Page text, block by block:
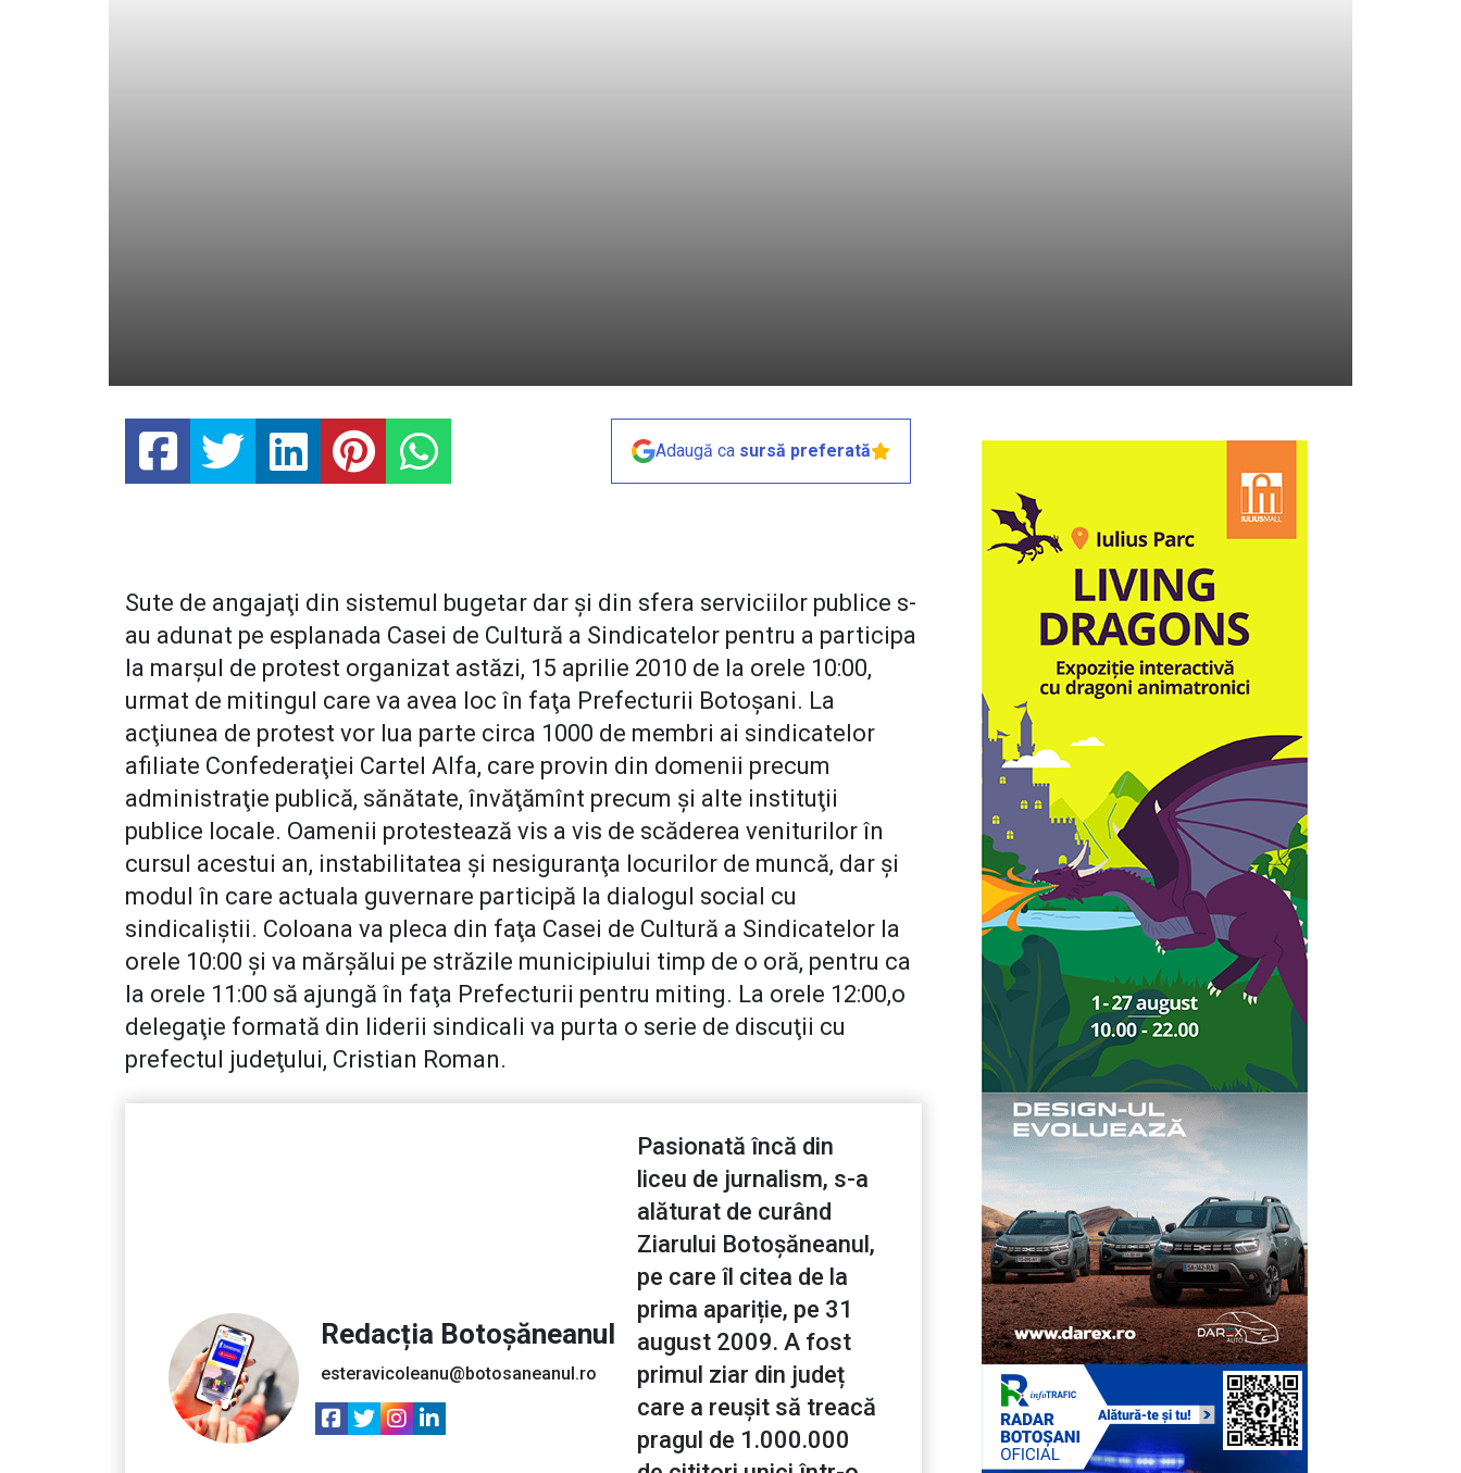
Adaugă ca sursă preferată
Sute de angajaţi din sistemul bugetar dar şi din sfera serviciilor publice s-
au adunat pe esplanada Casei de Cultură a Sindicatelor pentru a participa
la marşul de protest organizat astăzi, 15 aprilie 2010 de la orele 10:00,
urmat de mitingul care va avea loc în faţa Prefecturii Botoşani. La
acţiunea de protest vor lua parte circa 1000 de membri ai sindicatelor
afiliate Confederaţiei Cartel Alfa, care provin din domenii precum
administraţie publică, sănătate, învăţămînt precum şi alte instituţii
publice locale. Oamenii protestează vis a vis de scăderea veniturilor în
cursul acestui an, instabilitatea şi nesiguranţa locurilor de muncă, dar şi
modul în care actuala guvernare participă la dialogul social cu
sindicaliştii. Coloana va pleca din faţa Casei de Cultură a Sindicatelor la
orele 10:00 şi va mărşălui pe străzile municipiului timp de o oră, pentru ca
la orele 11:00 să ajungă în faţa Prefecturii pentru miting. La orele 12:00,o
delegaţie formată din liderii sindicali va purta o serie de discuţii cu
prefectul judeţului, Cristian Roman.
Redacția Botoșăneanul
esteravicoleanu@botosaneanul.ro
Pasionată încă din
liceu de jurnalism, s-a
alăturat de curând
Ziarului Botoșăneanul,
pe care îl citea de la
prima apariție, pe 31
august 2009. A fost
primul ziar din județ
care a reușit să treacă
pragul de 1.000.000